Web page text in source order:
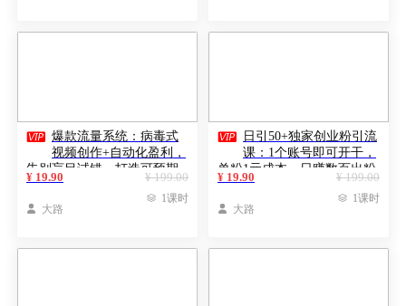
 爆款流量系统：病毒式
视频创作+自动化盈利，
告别盲目试错，打造可预期
的稳定收入
¥ 199.00
¥ 19.90
 大路
 1课时

日引50+独家创业粉引流
课：1个账号即可开干，
单粉1元成本，日赚数百出粉
盈利
¥ 199.00
¥ 19.90
 大路
 1课时